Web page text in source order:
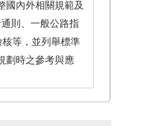
國內外相關規範及
則、一般公路指
等，並列舉標準
劃時之參考與應